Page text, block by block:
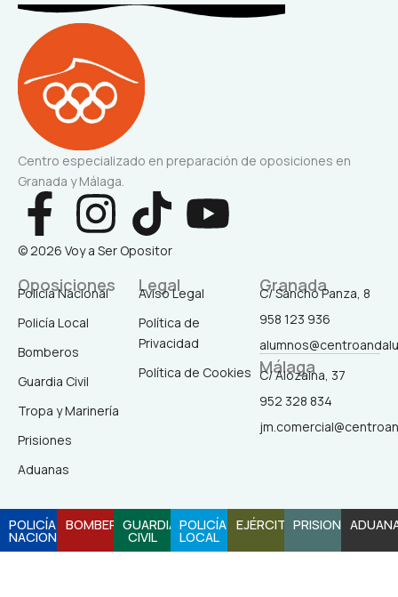
Centro especializado en preparación de oposiciones en
Granada y Málaga.
F
a
c
e
b
o
o
k
-
I
n
s
a
g
a
m
T
i
k
t
o
Y
u
© 2026 Voy a Ser Opositor
Oposiciones
Policía Nacional
Policía Local
Bomberos
Guardia Civil
Tropa y Marinería
Prisiones
Aduanas
Legal
Aviso Legal
Política de
Privacidad
Política de Cookies
Granada
C/ Sancho Panza, 8
958 123 936
Málaga
C/ Alozaina, 37
952 328 834
POLICÍA
NACIONAL
BOMBEROSGUARDIA
CIVIL
POLICÍA
LOCAL
EJÉRCITOPRISIONES